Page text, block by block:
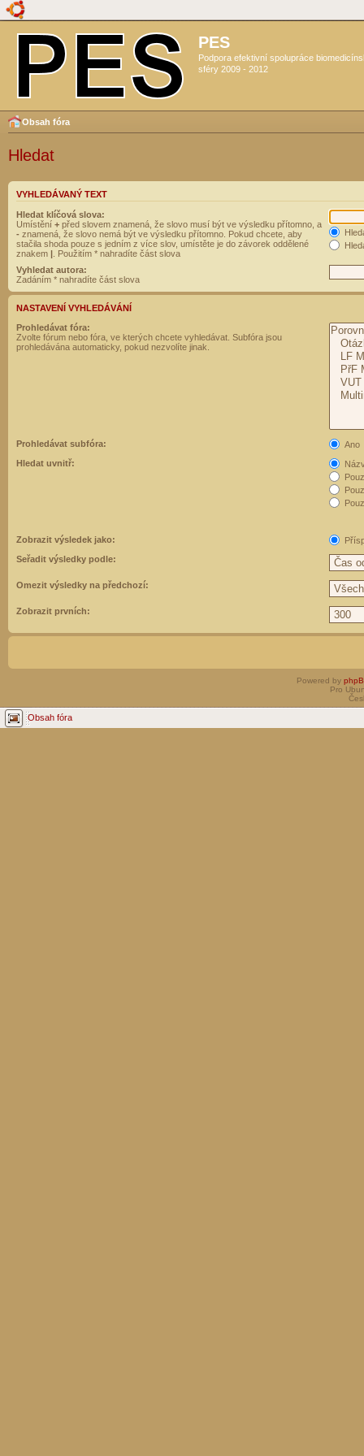
PES
Podpora efektivní spolupráce
sféry 2009 - 2012
Obsah fóra
Hledat
VYHLEDÁVANÝ TEXT
Hledat klíčová slova:
Umístění + před slovem znamená, že slovo musí být ve výsledku přítomno, a
- znamená, že slovo nemá být ve výsledku přítomno. Pokud chcete, aby
stačila shoda pouze s jedním z více slov, umístěte je do závorek oddělené
znakem | . Použitím * nahradíte část slova
Vyhledat autora:
Zadáním * nahradíte část slova
NASTAVENÍ VYHLEDÁVÁNÍ
Prohledávat fóra:
Zvolte fórum nebo fóra, ve kterých chcete vyhledávat. Subfóra jsou
prohledávána automaticky, pokud nezvolíte jinak.
Prohledávat subfóra:
Ano
Hledat uvnitř:
Zobrazit výsledek jako:
Seřadit výsledky podle:
Omezit výsledky na předchozí:
Zobrazit prvních:
Powered by
Pro
Obsah fóra